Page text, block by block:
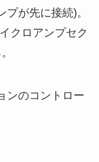
が先に接続)。
クロアンプセク
ンのコントロー